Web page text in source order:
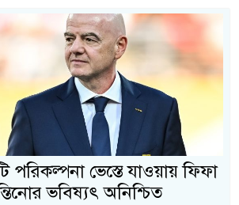
পরিকল্পনা ভেস্তে যাওয়ায় ফিফা
ভবিষ্যৎ অনিশ্চিত